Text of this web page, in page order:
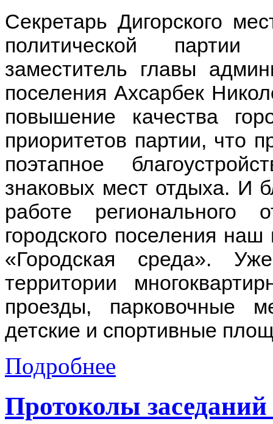
Секретарь Дигорского
политической
заместитель главы
поселения Ахсарбек
повышение качества
приоритетов партии, что
поэтапное
знаковых мест отдыха. И
работе
городского поселения
«Городская среда».
территории
проезды, парковочные
детские и спортивные
Подробнее
Протоколы заседаний